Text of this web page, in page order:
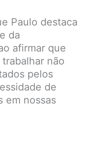
Paulo destaca
da
afirmar que
não
pelos
de
em nossas